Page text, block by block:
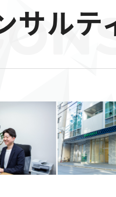
サルテ